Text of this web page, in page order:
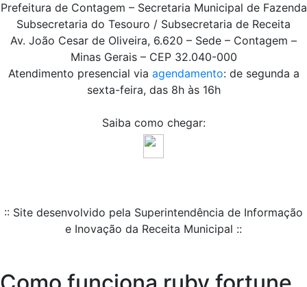
Prefeitura de Contagem – Secretaria Municipal de Fazenda
Subsecretaria do Tesouro / Subsecretaria de Receita
Av. João Cesar de Oliveira, 6.620 – Sede – Contagem –
Minas Gerais – CEP 32.040-000
Atendimento presencial via agendamento: de segunda a
sexta-feira, das 8h às 16h
Saiba como chegar:
:: Site desenvolvido pela Superintendência de Informação
e Inovação da Receita Municipal ::